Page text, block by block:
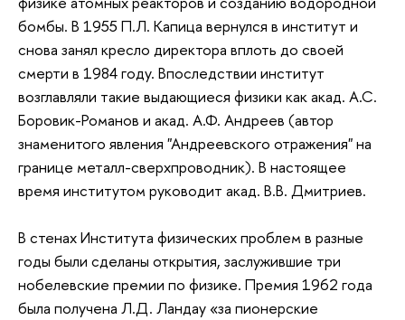
бомбы. В 1955 П.Л. Капица вернулся в институт и
снова занял кресло директора вплоть до своей
смерти в 1984 году. Впоследствии институт
возглавляли такие выдающиеся физики как акад. А.С.
Боровик-Романов и акад. А.Ф. Андреев (автор
знаменитого явления "Андреевского отражения" на
границе металл-сверхпроводник). В настоящее
время институтом руководит акад. В.В. Дмитриев.
В стенах Института физических проблем в разные
годы были сделаны открытия, заслужившие три
нобелевские премии по физике. Премия 1962 года
была получена Л.Д. Ландау «за пионерские